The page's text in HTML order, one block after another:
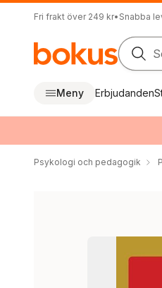
Fri frakt över 249 kr• Snabba
Meny Erbjudanden
Psykologi och pedagogik